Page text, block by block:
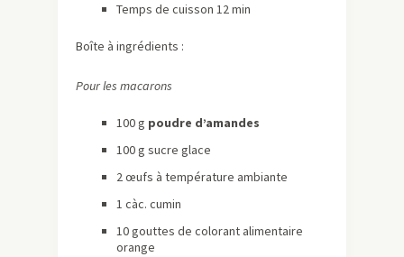
Temps de cuisson 12 min
Boîte à ingrédients :
Pour les macarons
100 g poudre d’amandes
100 g sucre glace
2 œufs à température ambiante
1 càc. cumin
10 gouttes de colorant alimentaire
orange